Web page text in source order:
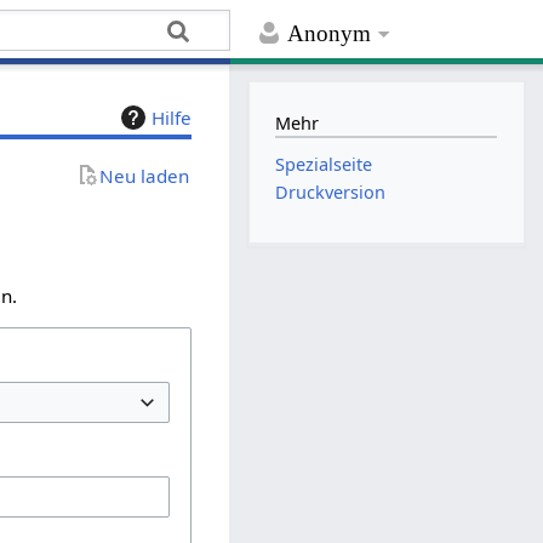
Anonym
Hilfe
Neu laden
Mehr
Spezialseite
Druckversion